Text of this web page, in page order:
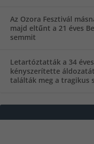
Az Ozora Fesztivál
majd eltűnt a 21 éves
semmit
Letartóztatták a 34
kényszerítette
találták meg a tragikus